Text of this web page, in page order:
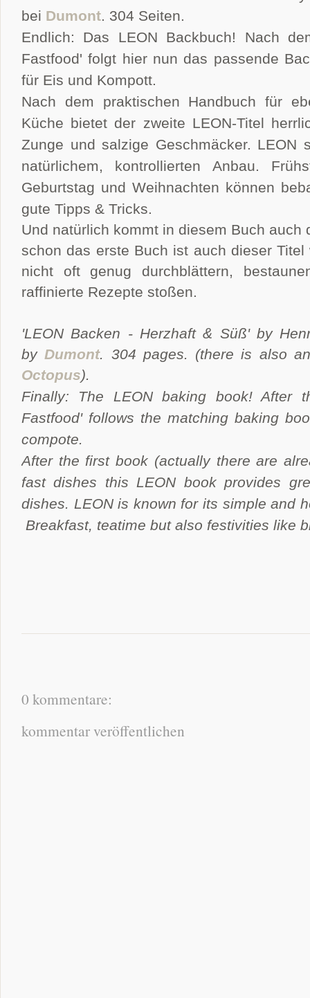
bei Dumont. 304 Seiten.
Endlich: Das LEON Backbuch! Nach
Fastfood' folgt hier nun das passende
für Eis und Kompott.
Nach dem praktischen Handbuch für
Küche bietet der zweite LEON-Titel
Zunge und salzige Geschmäcker. LEON
natürlichem, kontrollierten Anbau.
Geburtstag und Weihnachten können
gute Tipps & Tricks.
Und natürlich kommt in diesem Buch
schon das erste Buch ist auch dieser
nicht oft genug durchblättern,
raffinierte Rezepte stoßen.
'LEON Backen - Herzhaft & Süß' by
byDumont. 304 pages. (there is also
Octopus).
Finally: The LEON baking book! After
Fastfood' follows the matching baking
compote.
After the first book (actually there are
fast dishes this LEON book provides
dishes. LEON is known for its simple and
Breakfast, teatime but also festivities like
0 kommentare:
kommentar veröffentlichen